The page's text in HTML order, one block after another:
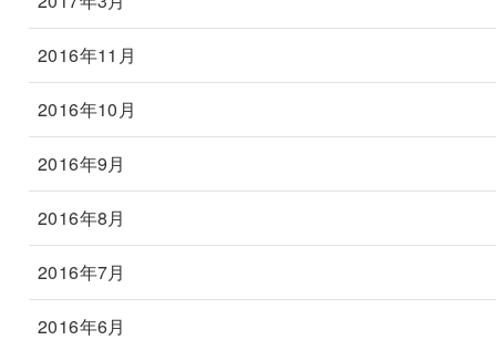
2016年11月
2016年10月
2016年9月
2016年8月
2016年7月
2016年6月